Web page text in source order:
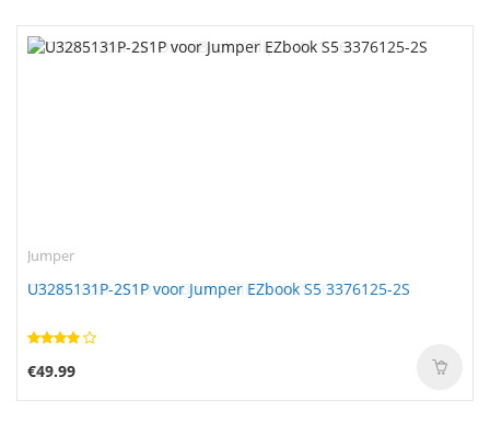
Jumper
U3285131P-2S1P voor Jumper EZbook S5 3376125-2S
€49.99